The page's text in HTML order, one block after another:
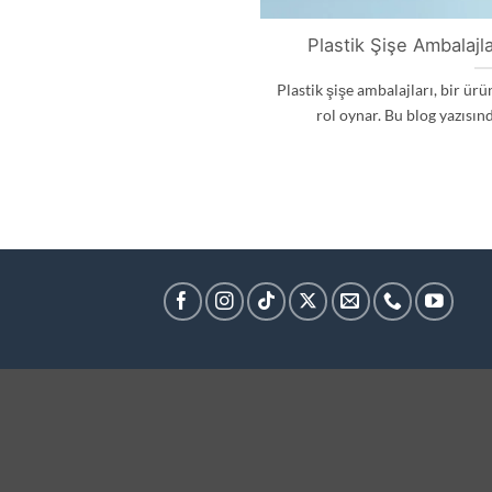
Plastik Şişe
Plastik şişe ambalajları, bir
rol oynar. Bu blog